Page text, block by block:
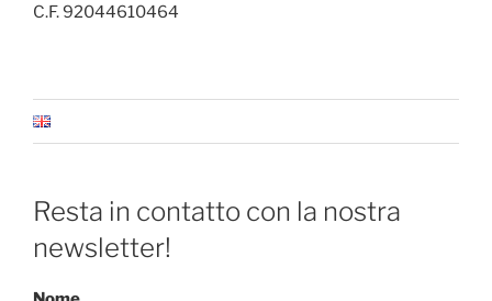
C.F. 92044610464
Resta in contatto con la nostra
newsletter!